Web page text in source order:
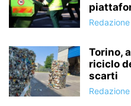
Redazione
Torino,
riciclo
scarti
Redazione